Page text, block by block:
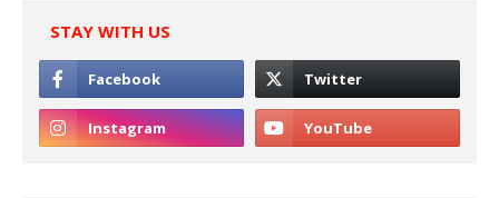
STAY WITH US